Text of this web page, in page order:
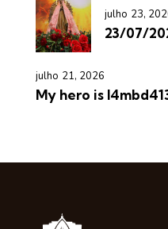
julho 23,
23/07/
julho 21, 2026
My hero is